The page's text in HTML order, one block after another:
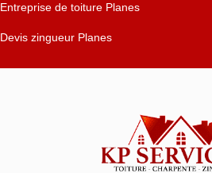
Entreprise de toiture Planes
Devis zingueur Planes